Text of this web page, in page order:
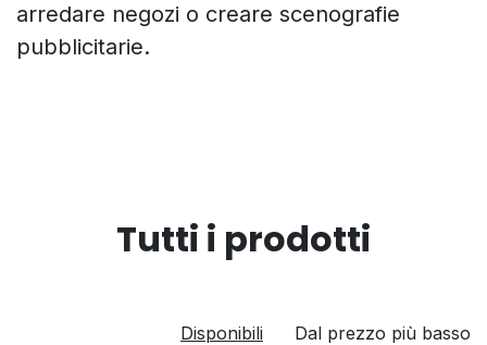
arredare negozi o creare scenografie
pubblicitarie.
Tutti i prodotti
Disponibili
Dal prezzo più basso